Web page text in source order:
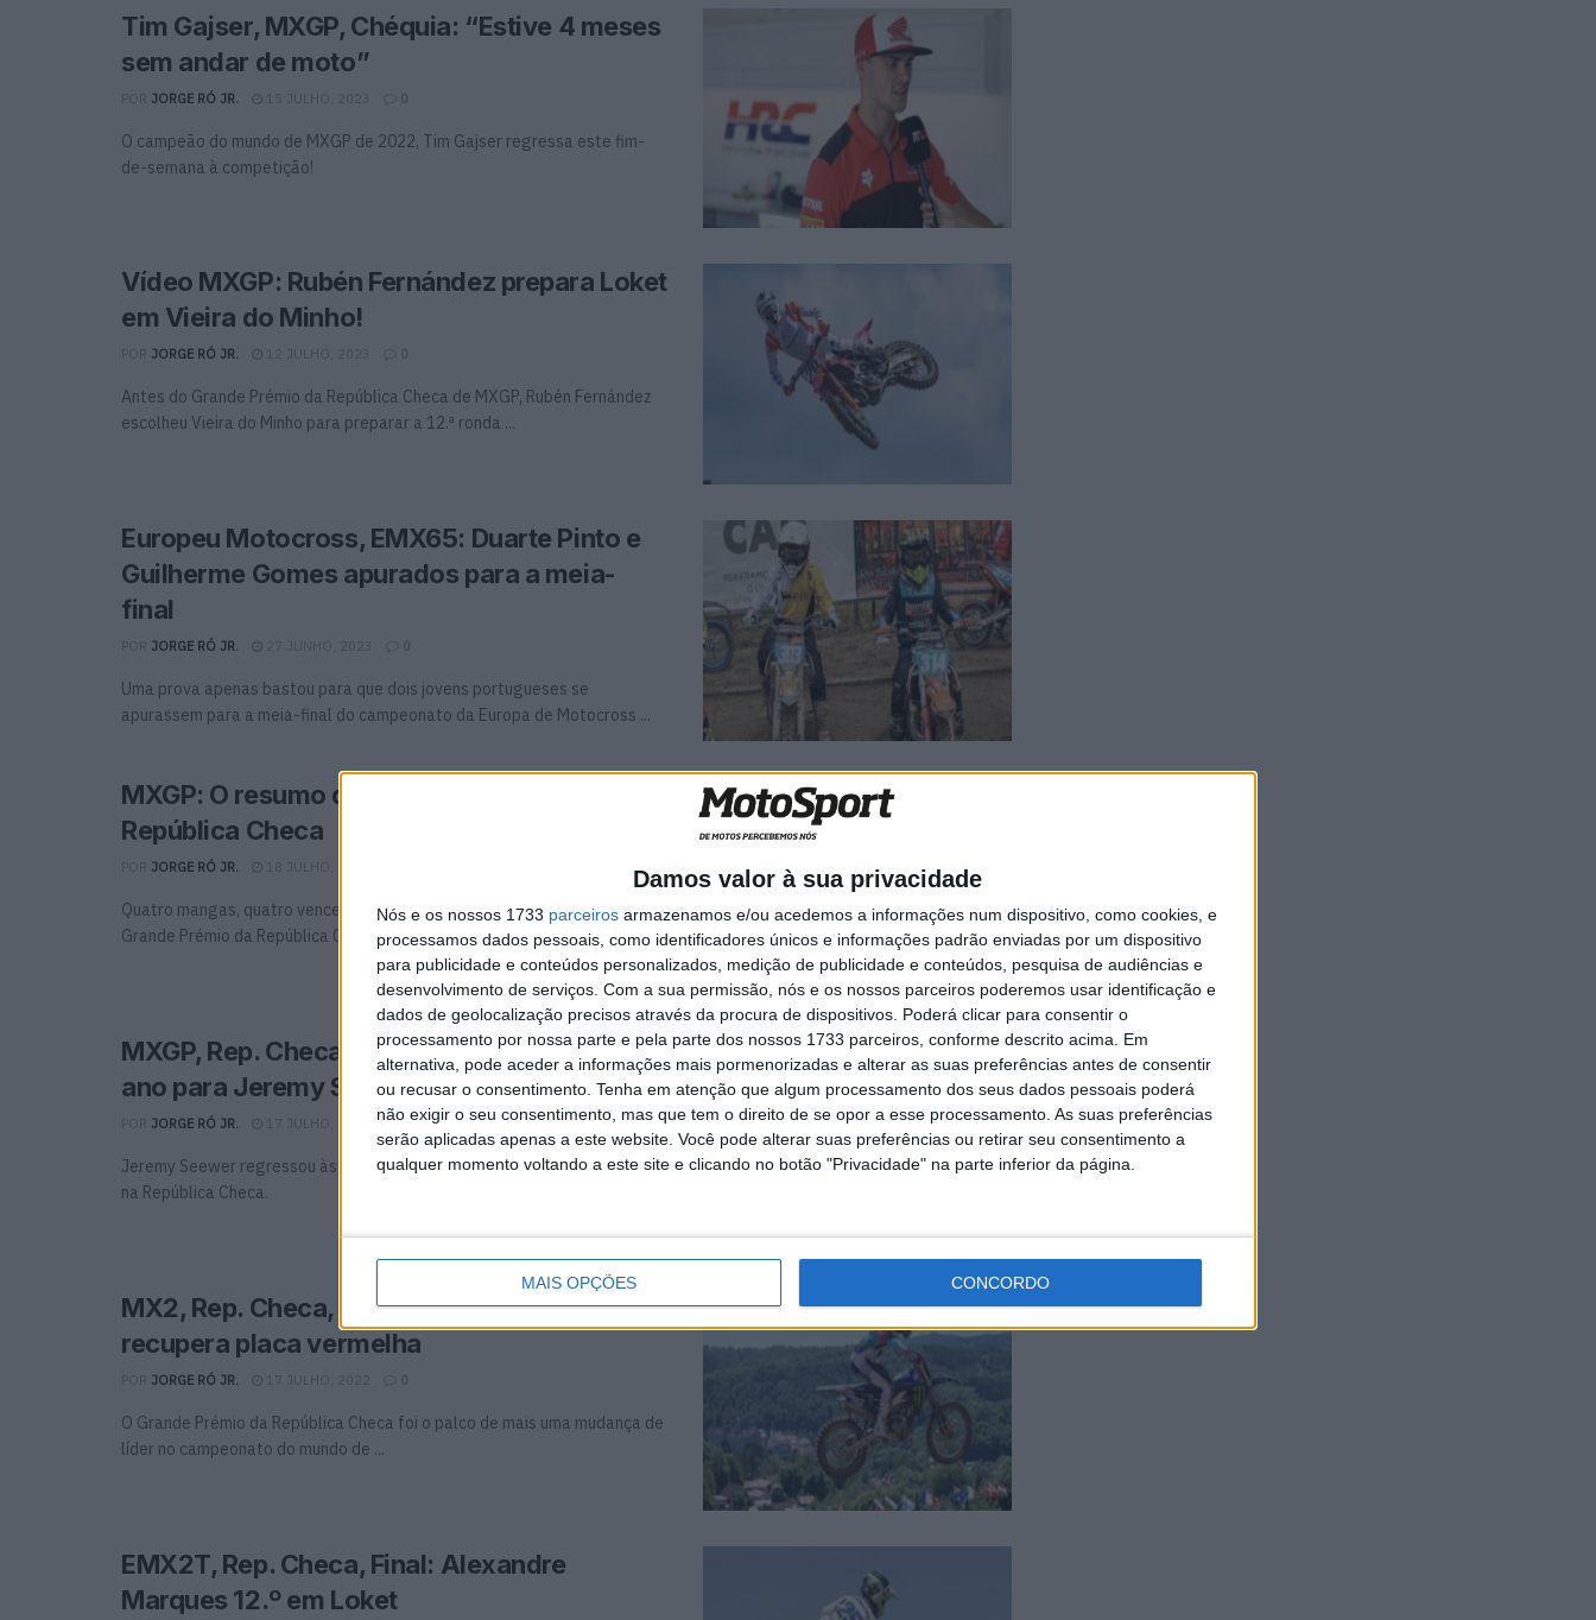
Damos valor à sua privacidade
Nós e os nossos 1733 parceiros armazenamos e/ou acedemos a informações num dispositivo, como cookies, e
processamos dados pessoais, como identificadores únicos e informações padrão enviadas por um dispositivo
para publicidade e conteúdos personalizados, medição de publicidade e conteúdos, pesquisa de audiências e
desenvolvimento de serviços. Com a sua permissão, nós e os nossos parceiros poderemos usar identificação e
dados de geolocalização precisos através da procura de dispositivos. Poderá clicar para consentir o
processamento por nossa parte e pela parte dos nossos 1733 parceiros, conforme descrito acima. Em
alternativa, pode aceder a informações mais pormenorizadas e alterar as suas preferências antes de consentir
ou recusar o consentimento. Tenha em atenção que algum processamento dos seus dados pessoais poderá
não exigir o seu consentimento, mas que tem o direito de se opor a esse processamento. As suas preferências
serão aplicadas apenas a este website. Você pode alterar suas preferências ou retirar seu consentimento a
qualquer momento voltando a este site e clicando no botão "Privacidade" na parte inferior da página.
MAIS OPÇÕES CONCORDO
Tim Gajser, MXGP, Chéquia: “Estive 4 meses
sem andar de moto”
JORGE RÓ JR. 15 JULHO, 2023 0
O campeão do mundo de MXGP de 2022, Tim Gajser regressa este fim-
de-semana à competição!
Vídeo MXGP: Rubén Fernández prepara Loket
em Vieira do Minho!
JORGE RÓ JR. 12 JULHO, 2023 0
Antes do Grande Prémio da República Checa de MXGP, Rubén Fernández
escolheu Vieira do Minho para preparar a 12.ª ronda ...
Europeu Motocross, EMX65: Duarte Pinto e
Guilherme Gomes apurados para a meia-
final
JORGE RÓ JR. 27 JUNHO, 2023 0
Uma prova apenas bastou para que dois jovens portugueses se
apurassem para a meia-final do campeonato da Europa de Motocross ...
MXGP: O resumo do Grande Prémio da
República Checa
JORGE RÓ JR. 18 JULHO, 2022
Quatro mangas, quatro vencedores diferentes… não perca o resumo do
Grande Prémio da República Checa de Motocross!
MXGP, Rep. Checa, Final: Segundo triunfo do
ano para Jeremy Seewer
JORGE RÓ JR. 17 JULHO, 2022 0
Jeremy Seewer regressou às vitórias no campeonato do mundo de MXGP
na República Checa.
MX2, Rep. Checa, Final: Jago Geerts vence e
recupera placa vermelha
JORGE RÓ JR. 17 JULHO, 2022 0
O Grande Prémio da República Checa foi o palco de mais uma mudança de
líder no campeonato do mundo de ...
EMX2T, Rep. Checa, Final: Alexandre
Marques 12.º em Loket